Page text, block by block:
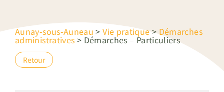
Aunay-sous-Auneau >Vie pratique>Démarches
administratives > Démarches – Particuliers
Retour